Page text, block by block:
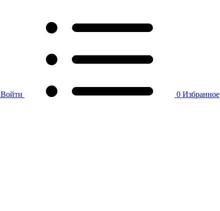
Войти 0 Избранное